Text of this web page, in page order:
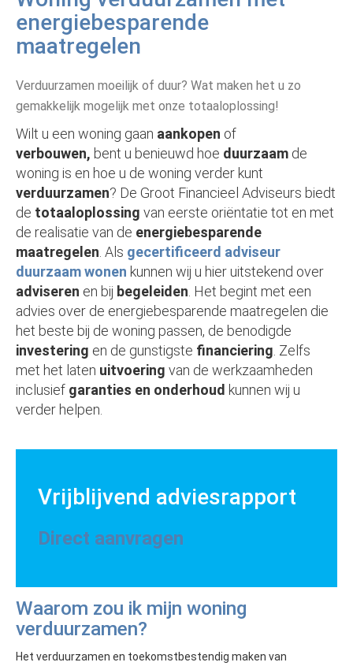
energiebesparende
maatregelen
Verduurzamen moeilijk of duur? Wat maken het u zo
gemakkelijk mogelijk met onze totaaloplossing!
Wilt u een woning gaan aankopen of
verbouwen, bent u benieuwd hoe duurzaam de
woning is en hoe u de woning verder kunt
verduurzamen? De Groot Financieel Adviseurs biedt
de totaaloplossing van eerste oriëntatie tot en met
de realisatie van de energiebesparende
maatregelen . Als gecertificeerd adviseur
duurzaam wonen kunnen wij u hier uitstekend over
adviseren en bij begeleiden . Het begint met een
advies over de energiebesparende maatregelen die
het beste bij de woning passen, de benodigde
investering en de gunstigste financiering . Zelfs
met het laten uitvoering van de werkzaamheden
inclusief garanties en onderhoud kunnen wij u
verder helpen.
Vrijblijvend adviesrapport
Direct aanvragen
Waarom zou ik mijn woning
verduurzamen?
Het verduurzamen en toekomstbestendig maken van